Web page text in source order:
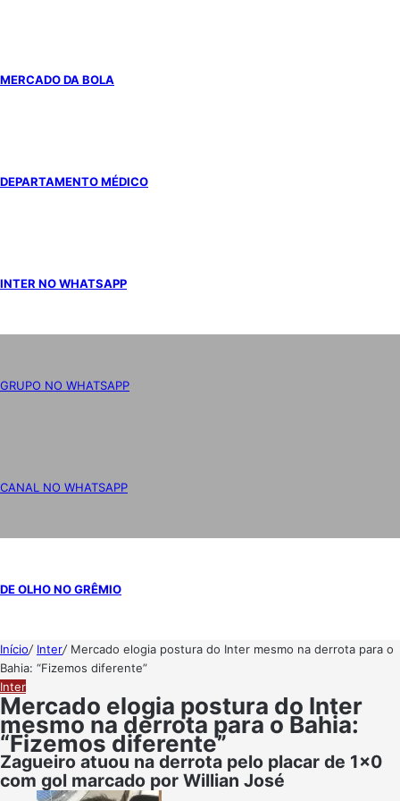
MERCADO DA BOLA
DEPARTAMENTO MÉDICO
INTER NO WHATSAPP
GRUPO NO WHATSAPP
CANAL NO WHATSAPP
DE OLHO NO GRÊMIO
Início/ Inter/ Mercado elogia postura do Inter mesmo na derrota para o
Bahia: “Fizemos diferente”
Inter
Mercado elogia postura do Inter
mesmo na derrota para o Bahia:
“Fizemos diferente”
Zagueiro atuou na derrota pelo placar de 1x0
com gol marcado por Willian José